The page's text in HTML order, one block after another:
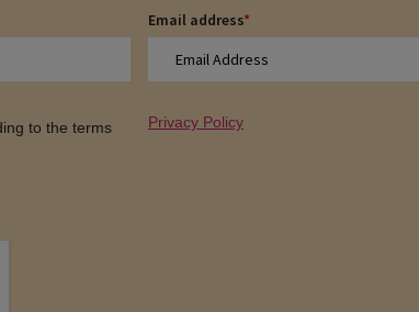
Email address*
to the terms
Privacy Policy